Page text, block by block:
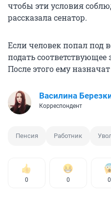
чтобы эти условия
рассказала сенатор.
Если человек попал под
подать соответствующее
После этого ему
Василина
Корреспондент
Пенсия Работник
0 0 0